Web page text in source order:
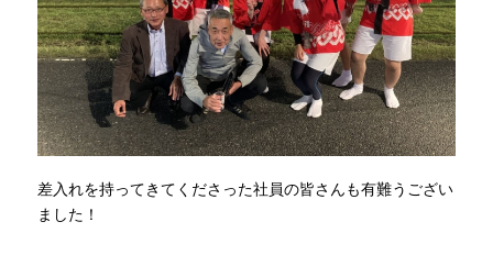
差入れを持ってきてくださった社員の皆さんも有難うござい
ました！